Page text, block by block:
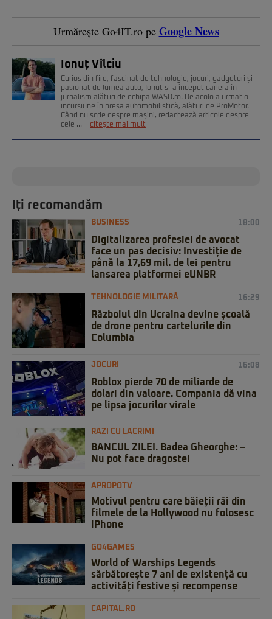
Urmărește Go4IT.ro pe Google News
Ionuț Vîlciu
Curios din fire, fascinat de tehnologie, jocuri, gadgeturi și
pasionat de lumea auto, Ionuț și-a început cariera în
jurnalism alături de echipa WASD.ro. De acolo a urmat o
incursiune în presa automobilistică, alături de ProMotor.
Când nu scrie despre mașini, redactează articole despre
cele ...
citește mai mult
Iți recomandăm
BUSINESS 18:00
Digitalizarea profesiei de avocat
face un pas decisiv: Investiție de
până la 17,69 mil. de lei pentru
lansarea platformei eUNBR
TEHNOLOGIE MILITARĂ 16:29
Războiul din Ucraina devine școală
de drone pentru cartelurile din
Columbia
JOCURI 16:08
Roblox pierde 70 de miliarde de
dolari din valoare. Compania dă vina
pe lipsa jocurilor virale
RAZI CU LACRIMI
BANCUL ZILEI. Badea Gheorghe: –
Nu pot face dragoste!
APROPOTV
Motivul pentru care băieții răi din
filmele de la Hollywood nu folosesc
iPhone
GO4GAMES
World of Warships Legends
sărbătorește 7 ani de existență cu
activități festive și recompense
CAPITAL.RO